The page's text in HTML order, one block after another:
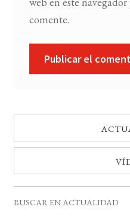
comente.
BUSCAR EN ACTUALIDAD